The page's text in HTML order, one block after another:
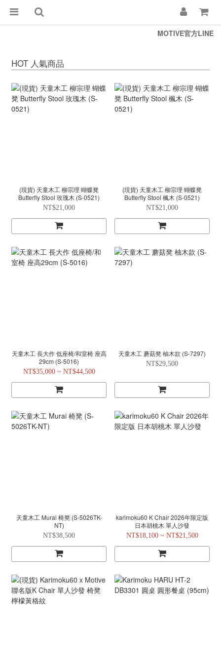
MOTIVE官方LINE
HOT 人氣商品
(現貨) 天童木工 柳宗理 蝴蝶凳
Butterfly Stool 玫瑰木 (S-0521)
NT$21,000
(現貨) 天童木工 柳宗理 蝴蝶凳
Butterfly Stool 楓木 (S-0521)
NT$21,000
天童木工 長大作 低座椅/和室椅 座高
29cm (S-5016)
NT$35,000 ~ NT$44,500
天童木工 蘑菇凳 柚木款 (S-7297)
NT$29,500
天童木工 Murai 椅凳 (S-5026TK-
NT)
NT$38,500
karimoku60 K Chair 2026年限定版
日本胡桃木 單人沙發
NT$18,100 ~ NT$21,500